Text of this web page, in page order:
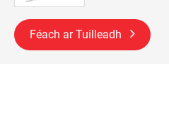
Féach ar Tuilleadh